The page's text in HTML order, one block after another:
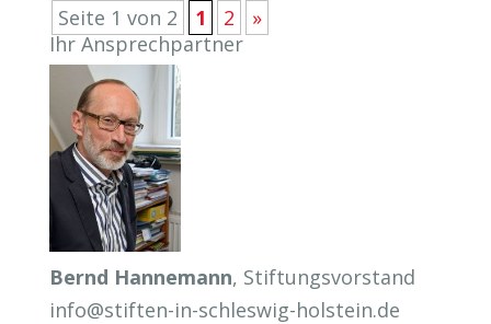
Seite 1 von 2
1 2
»
Ihr Ansprechpartner
Bernd Hannemann, Stiftungsvorstand
info@stiften-in-schleswig-holstein.de